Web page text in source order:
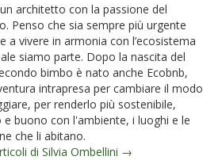
architetto con la passione del
Penso che sia sempre più urgente
a vivere in armonia con l’ecosistema
siamo parte. Dopo la nascita del
bimbo è nato anche Ecobnb,
intrapresa per cambiare il modo
per renderlo più sostenibile,
e buono con l'ambiente, i luoghi e le
che li abitano.
di Silvia Ombellini →